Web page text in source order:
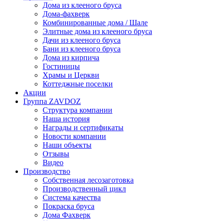
Дома из клееного бруса
Дома-фахверк
Комбинированные дома / Шале
Элитные дома из клееного бруса
Дачи из клееного бруса
Бани из клееного бруса
Дома из кирпича
Гостиницы
Храмы и Церкви
Коттеджные поселки
Акции
Группа ZAVDOZ
Структура компании
Наша история
Награды и сертификаты
Новости компании
Наши объекты
Отзывы
Видео
Производство
Собственная лесозаготовка
Производственный цикл
Система качества
Покраска бруса
Дома Фахверк